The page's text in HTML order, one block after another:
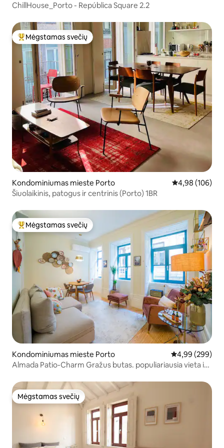
ChillHouse_Porto - República Square 2.2
Svečių mėgstamiausias
Mėgstamas svečių
Kondominiumas mieste Porto Vidutinis
4,98 (106)
Šiuolaikinis, patogus ir centrinis (Porto) 1BR
Svečių mėgstamiausias
Mėgstamas svečių
Kondominiumas mieste Porto Vidutinis
4,99 (299)
Almada Patio-Charm Gražus butas. populiariausia vieta ir
Mėgstamas svečių
Mėgstamas svečių